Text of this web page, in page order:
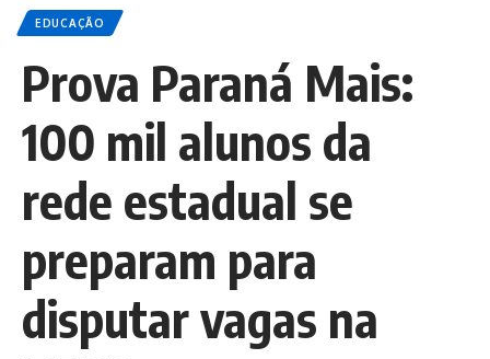
EDUCAÇÃO
Prova Paraná Mais:
100 mil alunos da
rede estadual se
preparam para
disputar vagas na